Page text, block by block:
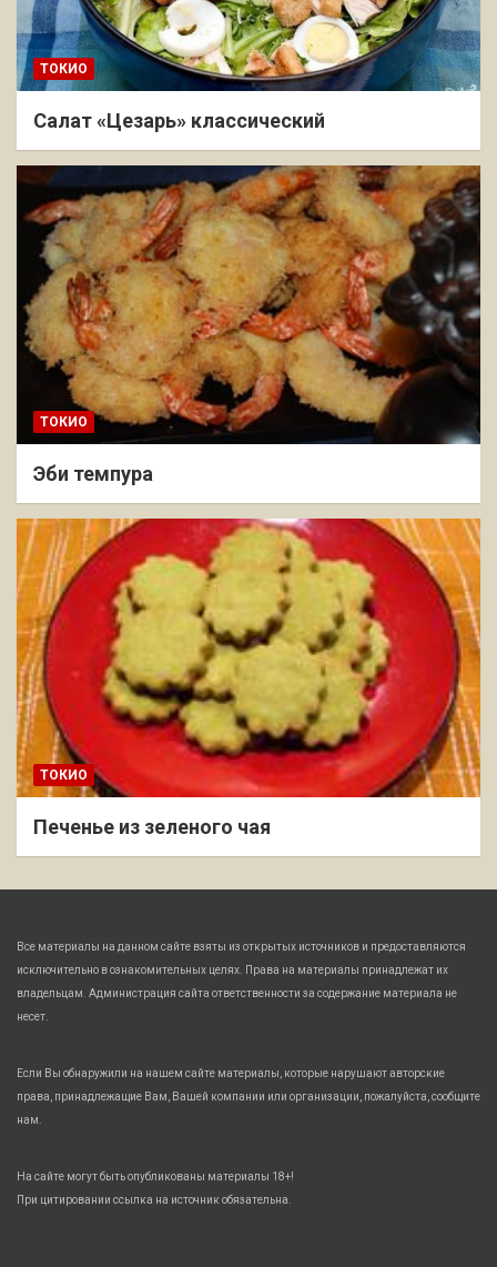
ТОКИО
Салат «Цезарь» классический
ТОКИО
Эби темпура
ТОКИО
Печенье из зеленого чая
Все материалы на данном сайте взяты из открытых источников и предоставляются
исключительно в ознакомительных целях. Права на материалы принадлежат их
владельцам. Администрация сайта ответственности за содержание материала не
несет.
Если Вы обнаружили на нашем сайте материалы, которые нарушают авторские
права, принадлежащие Вам, Вашей компании или организации, пожалуйста, сообщите
нам.
На сайте могут быть опубликованы материалы 18+!
При цитировании ссылка на источник обязательна.